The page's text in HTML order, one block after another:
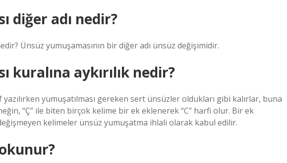
diğer adı nedir?
Ünsüz yumuşamasının bir diğer adı ünsüz değişimidir.
kuralına aykırılık nedir?
yumuşatılması gereken sert ünsüzler oldukları gibi kalırlar, buna
“Ç” ile biten birçok kelime bir ek eklenerek “C” harfi olur. Bir ek
kelimeler ünsüz yumuşatma ihlali olarak kabul edilir.